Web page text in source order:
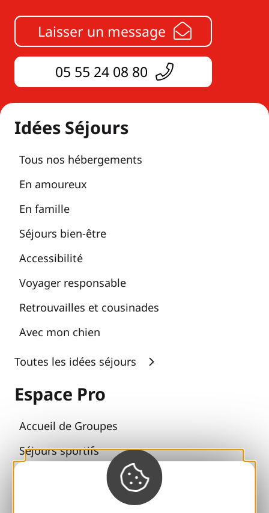
Laisser un message
05 55 24 08 80
Idées Séjours
Tous nos hébergements
En amoureux
En famille
Séjours bien-être
Accessibilité
Voyager responsable
Retrouvailles et cousinades
Avec mon chien
Toutes les idées séjours
Espace Pro
Accueil de Groupes
Séjours sportifs
Club 100 % Gaillard
Brive 100 % Evénement